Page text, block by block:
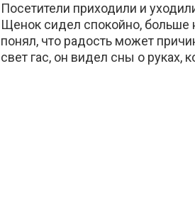
Посетители приходили и
Щенок сидел спокойно,
понял, что радость может
свет гас, он видел сны о руках,